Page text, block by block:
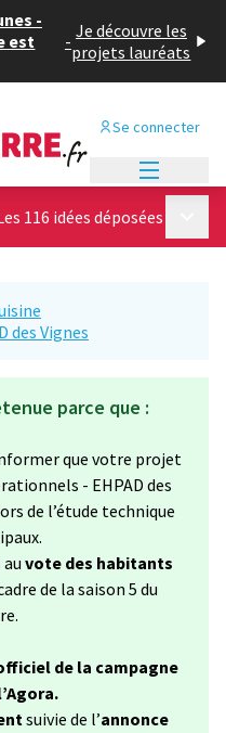
-
est
- Je découvre les
projets lauréats
Se connecter
116 idées déposées
des Vignes
parce que :
que votre projet
- EHPAD des
de l’étude technique
vote des habitants
de la saison 5 du
de la campagne
suivie de l’annonce